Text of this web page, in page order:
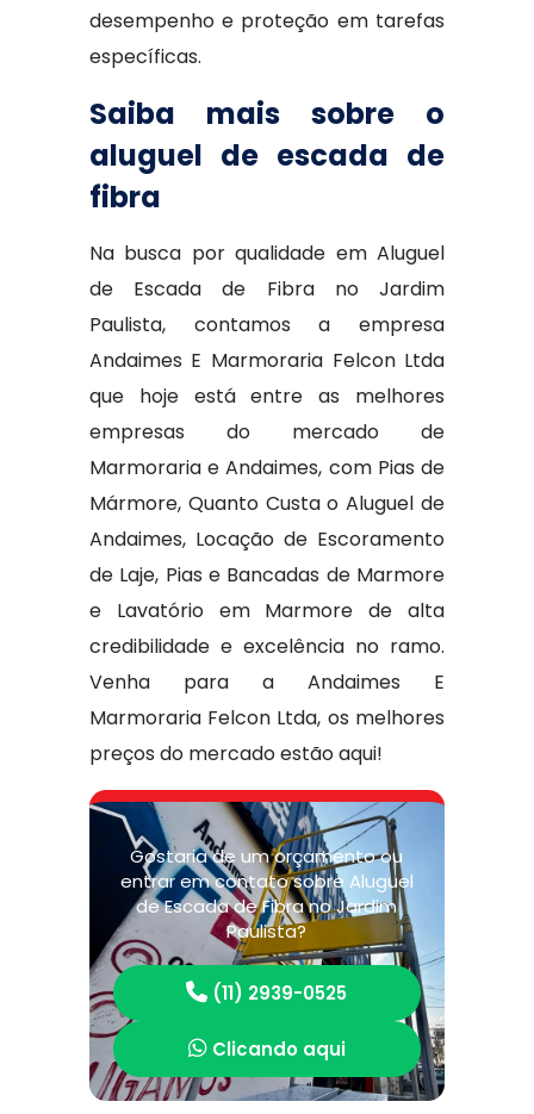
desempenho e proteção em tarefas
específicas.
Saiba mais sobre o
aluguel de escada de
fibra
Na busca por qualidade em Aluguel
de Escada de Fibra no Jardim
Paulista, contamos a empresa
Andaimes E Marmoraria Felcon Ltda
que hoje está entre as melhores
empresas do mercado de
Marmoraria e Andaimes, com Pias de
Mármore, Quanto Custa o Aluguel de
Andaimes, Locação de Escoramento
de Laje, Pias e Bancadas de Marmore
e Lavatório em Marmore de alta
credibilidade e excelência no ramo.
Venha para a Andaimes E
Marmoraria Felcon Ltda, os melhores
preços do mercado estão aqui!
Gostaria de um orçamento ou
entrar em contato sobre Aluguel
de Escada de Fibra no Jardim
Paulista?
(11) 2939-0525
Clicando aqui